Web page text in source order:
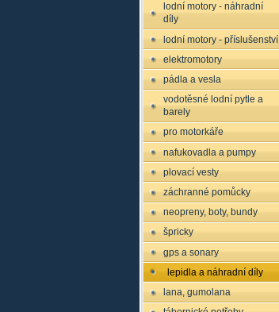
lodní motory - náhradní
díly
lodní motory - příslušenství
elektromotory
pádla a vesla
vodotěsné lodní pytle a
barely
pro motorkáře
nafukovadla a pumpy
plovací vesty
záchranné pomůcky
neopreny, boty, bundy
špricky
gps a sonary
lepidla a náhradní díly
lana, gumolana